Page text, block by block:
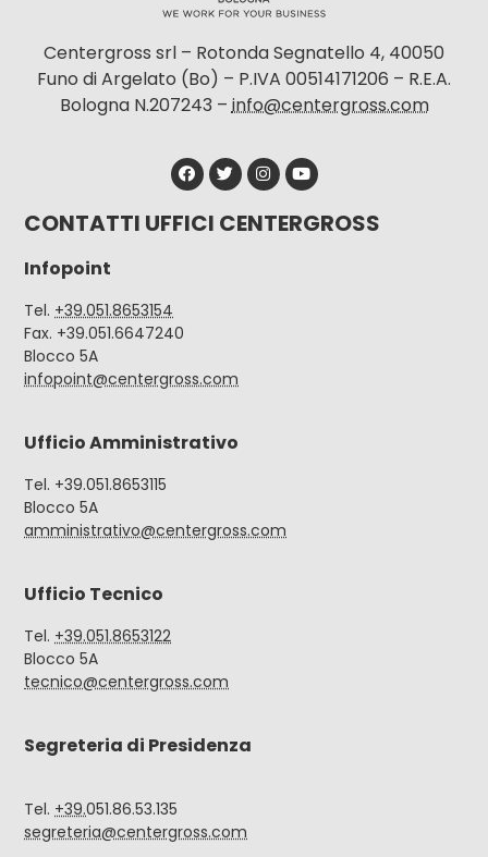
Centergross srl – Rotonda Segnatello 4, 40050
Funo di Argelato (Bo) – P.IVA 00514171206 – R.E.A.
Bologna N.207243 –info@centergross.com
CONTATTI UFFICI CENTERGROSS
Infopoint
Tel. +39.051.8653154
Fax. +39.051.6647240
Blocco 5A
infopoint@centergross.com
Ufficio Amministrativo
Tel. +39.051.8653115
Blocco 5A
amministrativo@centergross.com
Ufficio Tecnico
Tel. +39.051.8653122
Blocco 5A
tecnico@centergross.com
Segreteria di Presidenza
Tel. +39.051.86.53.135
segreteria@centergross.com